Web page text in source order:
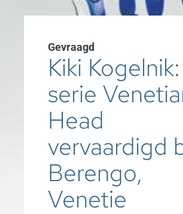
Gevraagd
Kiki Kogelnik:
serie
Head
vervaardigd
Berengo,
Venetie